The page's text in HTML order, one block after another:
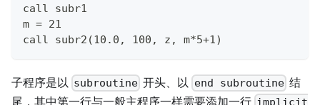
call subr1
m = 21
call subr2(10.0, 100, z, m*5+1)
子程序是以 subroutine 开头、以 end subroutine 结
尾，其中第一行与一般主程序一样需要添加一行